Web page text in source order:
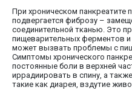
При хроническом панкреатите
подвергается фиброзу –
соединительной тканью. Это
пищеварительных ферментов и
может вызвать проблемы с
Симптомы хронического
постоянные боли в верхней
иррадиировать в спину, а
такие как диарея, вздутие